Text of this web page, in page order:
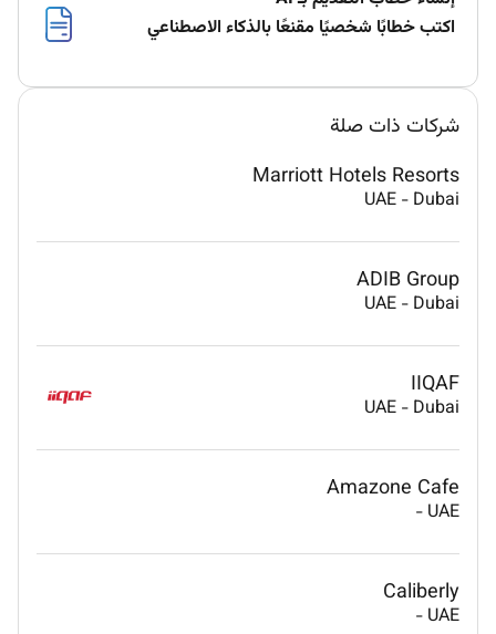
اكتب خطابًا شخصيًا مقنعًا بالذكاء الاصطناعي
شركات ذات صلة
Marriott Hotels Resorts
UAE - Dubai
ADIB Group
UAE - Dubai
IIQAF
UAE - Dubai
Amazone Cafe
UAE
-
Caliberly
UAE
-